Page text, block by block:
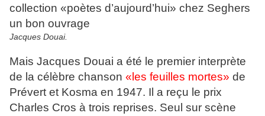
collection «poètes d’aujourd’hui» chez Seghers
un bon ouvrage
Jacques Douai.
Mais Jacques Douai a été le premier interprète
de la célèbre chanson «les feuilles mortes» de
Prévert et Kosma en 1947. Il a reçu le prix
Charles Cros à trois reprises. Seul sur scène